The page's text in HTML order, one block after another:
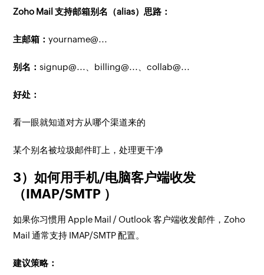
Zoho Mail 支持邮箱别名（alias）思路：
主邮箱：yourname@...
别名：signup@...、billing@...、collab@...
好处：
看一眼就知道对方从哪个渠道来的
某个别名被垃圾邮件盯上，处理更干净
3）如何用手机/电脑客户端收发
（IMAP/SMTP ）
如果你习惯用 Apple Mail / Outlook 客户端收发邮件，Zoho
Mail 通常支持 IMAP/SMTP 配置。
建议策略：